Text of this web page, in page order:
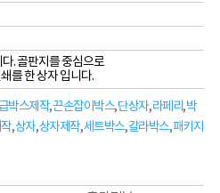
. 골판지를 중심으로
를 한 상자 입니다.
박스제작,끈손잡이박스,단상자,라페리,박
,상자,상자제작,세트박스,칼라박스,패키지